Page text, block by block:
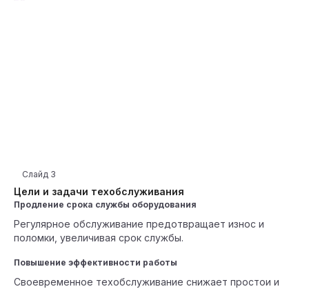
Цели и задачи техобслуживания
Слайд 3
Продление срока службы оборудования
Регулярное обслуживание предотвращает износ и
поломки, увеличивая срок службы.
Повышение эффективности работы
Своевременное техобслуживание снижает простои и